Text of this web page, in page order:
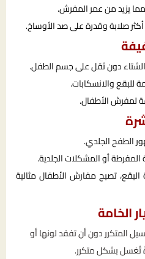
يزيد من عمر المفرش.
صلابة وقدرة على صد الأوساخ.
الشتاء دون ثقل على جسم الطفل.
والانسكابات.
لمفرش الأطفال.
الطفح الجلدي.
أو المشكلات الجلدية.
تصبح مفارش الأطفال مثالية
الخامة
المتكرر دون أن تفقد لونها أو
تُغسل بشكل متكرر.